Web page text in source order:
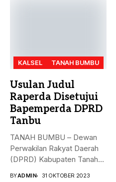
KALSEL TANAH BUMBU
Usulan Judul
Raperda Disetujui
Bapemperda DPRD
Tanbu
TANAH BUMBU – Dewan
Perwakilan Rakyat Daerah
(DPRD) Kabupaten Tanah
BYADMIN 31 OKTOBER 2023